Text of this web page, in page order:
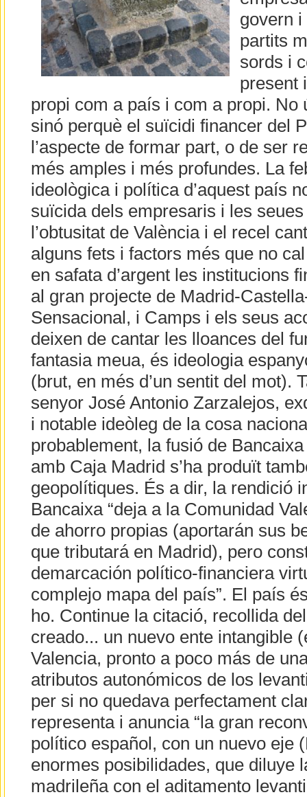
govern
partits
sords i
present
propi com a país i com a propi. No
sinó perquè el suïcidi financer del
l’aspecte de formar part, o de ser
més amples i més profundes. La
ideològica i política d’aquest país
suïcida dels empresaris i les
l’obtusitat de València i el recel
alguns fets i factors més que no
en safata d’argent les institucions
al gran projecte de Madrid-
Sensacional, i Camps i els seus
deixen de cantar les lloances del
fantasia meua, és ideologia
(brut, en més d’un sentit del mot).
senyor José Antonio Zarzalejos,
i notable ideòleg de la cosa
probablement, la fusió de
amb Caja Madrid s’ha produït
geopolítiques. És a dir, la rendició
Bancaixa “deja a la Comunidad
de ahorro propias (aportarán sus
que tributará en Madrid), pero
demarcación político-financiera
complejo mapa del país”. El país
ho. Continue la citació, recollida
creado... un nuevo ente intangible
Valencia, pronto a poco más de
atributos autonómicos de los
per si no quedava perfectament
representa i anuncia “la gran
político español, con un nuevo eje
enormes posibilidades, que diluye
madrileña con el aditamento